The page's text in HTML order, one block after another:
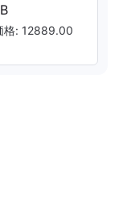
格: 12889.00